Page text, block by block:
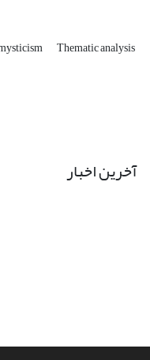
Thematic analysis
آخرین اخبار
و پیاده سازی ازسیناوب